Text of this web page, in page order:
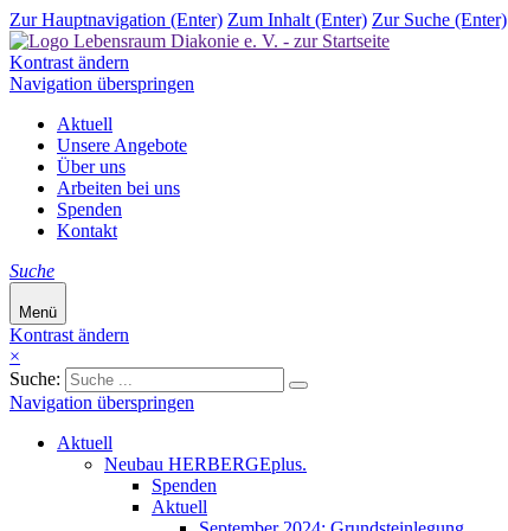
Zur Hauptnavigation (Enter) Zum Inhalt (Enter) Zur Suche (Enter)
Kontrast ändern
Navigation überspringen
Aktuell
Unsere Angebote
Über uns
Arbeiten bei uns
Spenden
Kontakt
Suche
Menü
Kontrast ändern
×
Suche:
Navigation überspringen
Aktuell
Neubau HERBERGEplus.
Spenden
Aktuell